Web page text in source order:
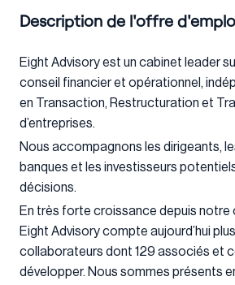
Description de l'offre
Eight Advisory est un cabinet leader
conseil financier et opérationnel,
en Transaction, Restructuration et
d’entreprises.
Nous accompagnons les dirigeants,
banques et les investisseurs
décisions.
En très forte croissance depuis
Eight Advisory compte aujourd’hui
collaborateurs dont 129 associés et
développer. Nous sommes présents